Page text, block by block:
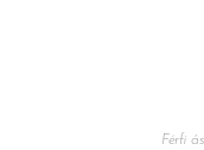
Férfi